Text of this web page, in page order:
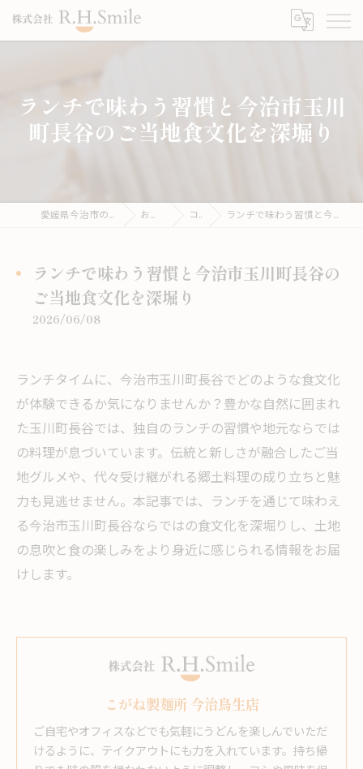
ランチで味わう習慣と今治市玉川
町長谷のご当地食文化を深堀り
愛媛県今治市のうどんならこがね製麺所 お役立ち情報 コラム ランチで味わう習慣と今治市玉川町長谷のご当地食文化を深堀り
ランチで味わう習慣と今治市玉川町長谷の
ご当地食文化を深堀り
2026/06/08
ランチタイムに、今治市玉川町長谷でどのような食文化
が体験できるか気になりませんか？豊かな自然に囲まれ
た玉川町長谷では、独自のランチの習慣や地元ならでは
の料理が息づいています。伝統と新しさが融合したご当
地グルメや、代々受け継がれる郷土料理の成り立ちと魅
力も見逃せません。本記事では、ランチを通じて味わえ
る今治市玉川町長谷ならではの食文化を深堀りし、土地
の息吹と食の楽しみをより身近に感じられる情報をお届
けします。
こがね製麺所 今治鳥生店
ご自宅やオフィスなどでも気軽にうどんを楽しんでいただ
けるように、テイクアウトにも力を入れています。持ち帰